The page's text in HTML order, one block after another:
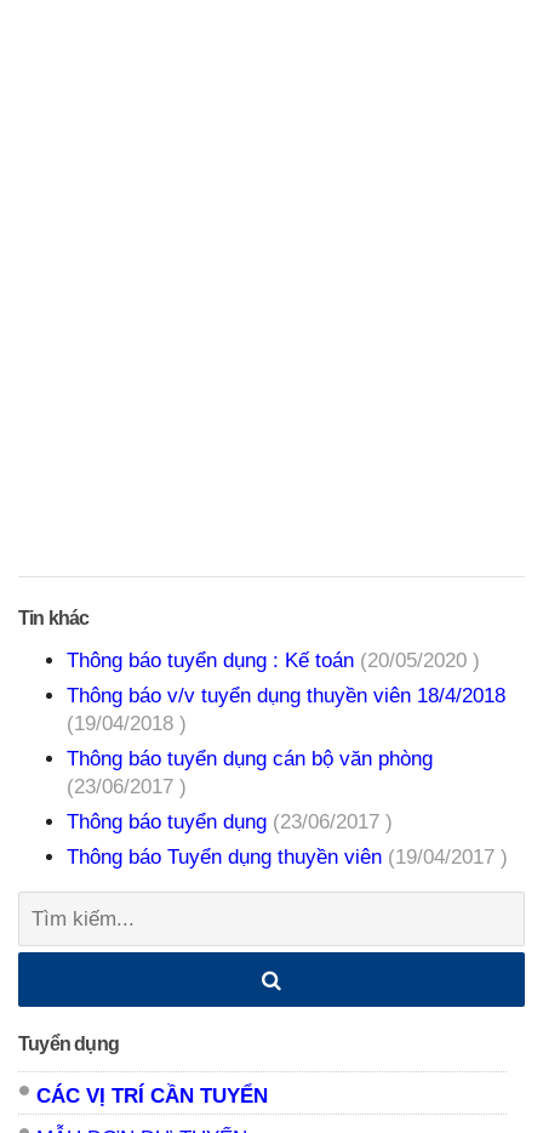
Tin khác
Thông báo tuyển dụng : Kế toán (20/05/2020 )
Thông báo v/v tuyển dụng thuyền viên 18/4/2018
(19/04/2018 )
Thông báo tuyển dụng cán bộ văn phòng
(23/06/2017 )
Thông báo tuyển dụng (23/06/2017 )
Thông báo Tuyển dụng thuyền viên (19/04/2017 )
Tìm
kiếm:
Tuyển dụng
CÁC VỊ TRÍ CẦN TUYỂN